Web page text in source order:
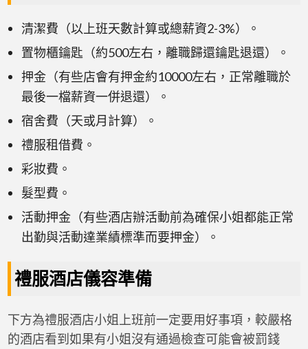
清潔費（以上班天數計算或總薪資2-3%）。
置物櫃鑰匙（約500左右，離職歸還鑰匙退還）。
押金（有些店會有押金約10000左右，正常離職於
最後一檔薪資一併退還）。
宿舍費（天或月計算）。
禮服租借費。
彩妝費。
髮型費。
活動押金（有些酒店辦活動前為確保小姐都能正常
出勤與活動達業績標準而要押金）。
禮服酒店儀容準備
下方為禮服酒店小姐上班前一定要用好事項，較嚴格
的酒店看到如果有小姐沒有通過檢查可能會被罰錢